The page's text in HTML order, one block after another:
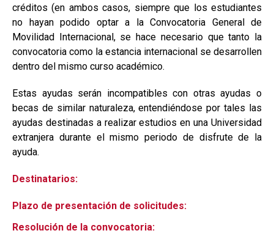
créditos (en ambos casos, siempre que los estudiantes
no hayan podido optar a la Convocatoria General de
Movilidad Internacional, se hace necesario que tanto la
convocatoria como la estancia internacional se desarrollen
dentro del mismo curso académico.
Estas ayudas serán incompatibles con otras ayudas o
becas de similar naturaleza, entendiéndose por tales las
ayudas destinadas a realizar estudios en una Universidad
extranjera durante el mismo periodo de disfrute de la
ayuda.
Destinatarios:
Plazo de presentación de solicitudes:
Resolución de la convocatoria: